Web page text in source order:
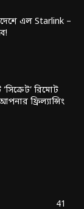
এল Starlink –
রিমোট
ফ্রিল্যান্সিং
41